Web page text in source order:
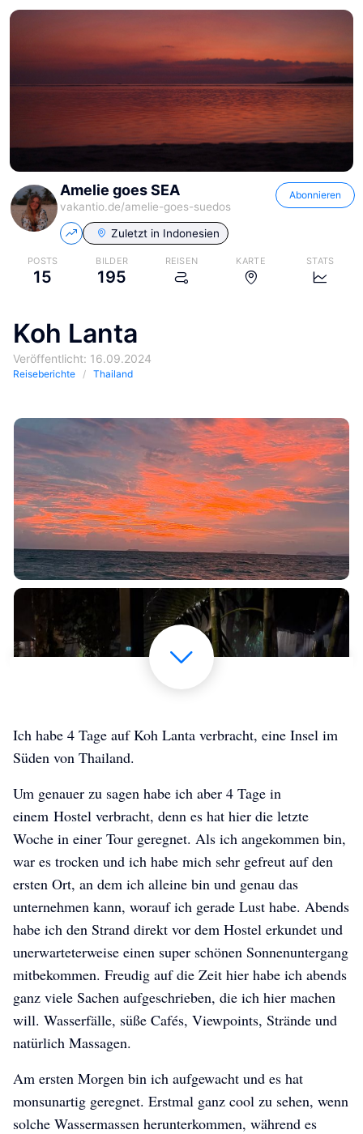
Amelie goes SEA
vakantio.de/amelie-goes-suedos
Abonnieren
Zuletzt in Indonesien
POSTS
15
BILDER
195
REISEN KARTE STATS
Koh Lanta
Veröffentlicht: 16.09.2024
Reiseberichte Thailand
Ich habe 4 Tage auf Koh Lanta verbracht, eine Insel im
Süden von Thailand.
Um genauer zu sagen habe ich aber 4 Tage in
einem Hostel verbracht, denn es hat hier die letzte
Woche in einer Tour geregnet. Als ich angekommen bin,
war es trocken und ich habe mich sehr gefreut auf den
ersten Ort, an dem ich alleine bin und genau das
unternehmen kann, worauf ich gerade Lust habe. Abends
habe ich den Strand direkt vor dem Hostel erkundet und
unerwarteterweise einen super schönen Sonnenuntergang
mitbekommen. Freudig auf die Zeit hier habe ich abends
ganz viele Sachen aufgeschrieben, die ich hier machen
will. Wasserfälle, süße Cafés, Viewpoints, Strände und
natürlich Massagen.
Am ersten Morgen bin ich aufgewacht und es hat
monsunartig geregnet. Erstmal ganz cool zu sehen, wenn
solche Wassermassen herunterkommen, während es